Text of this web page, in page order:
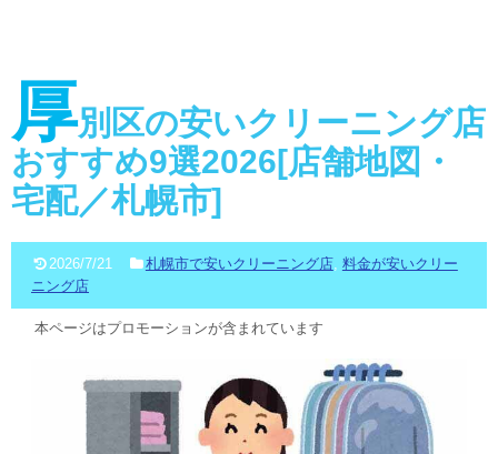
厚別区の安いクリーニング店
おすすめ9選2026[店舗地図・
宅配／札幌市]
2026/7/21 札幌市で安いクリーニング店, 料金が安いクリー
ニング店
本ページはプロモーションが含まれています